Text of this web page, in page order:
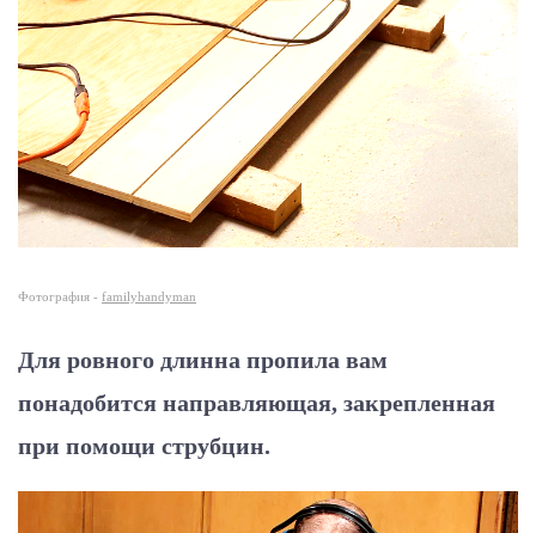
Фотография - familyhandyman
Для ровного длинна пропила вам
понадобится направляющая, закрепленная
при помощи струбцин.